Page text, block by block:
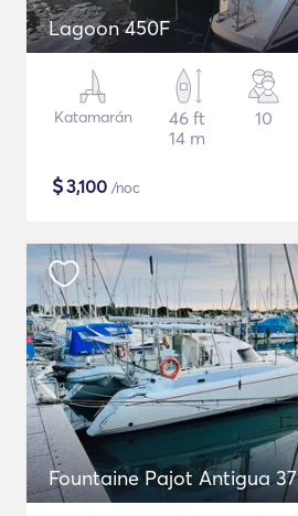
Lagoon 450F
Katamarán
46 ft
14 m
10
$3,100 /noc
Fountaine Pajot Antigua 37